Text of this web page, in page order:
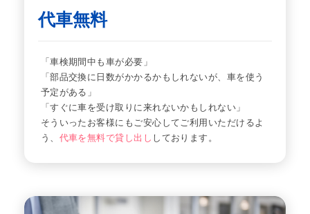
代車無料
「車検期間中も車が必要」
「部品交換に日数がかかるかもしれないが、車を使う
予定がある」
「すぐに車を受け取りに来れないかもしれない」
そういったお客様にもご安心してご利用いただけるよ
う、 代車を無料で貸し出し しております。